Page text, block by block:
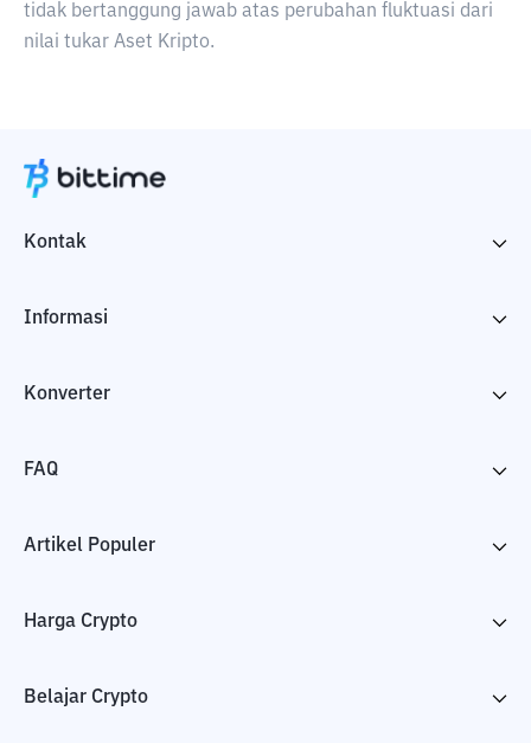
tidak bertanggung jawab atas perubahan fluktuasi dari
nilai tukar Aset Kripto.
Kontak
Informasi
Konverter
FAQ
Artikel Populer
Harga Crypto
Belajar Crypto